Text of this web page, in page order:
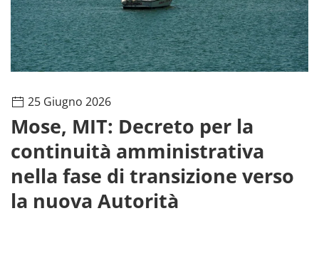
25 Giugno 2026
Mose, MIT: Decreto per la
continuità amministrativa
nella fase di transizione verso
la nuova Autorità